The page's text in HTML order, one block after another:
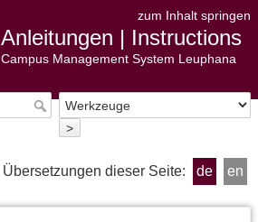
zum Inhalt springen
Anleitungen | Instructions
Campus Management System Leuphana
>
Übersetzungen dieser Seite: de en